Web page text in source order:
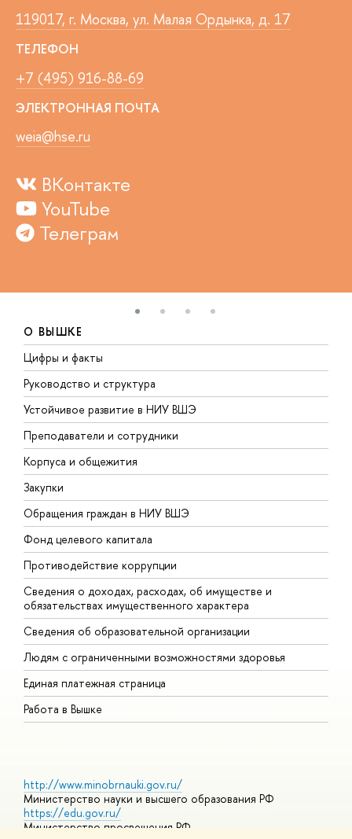
119017, г. Москва, ул. Малая Ордынка, д. 17
ТЕЛЕФОН
+7 (495) 916-88-69
ЭЛЕКТРОННАЯ ПОЧТА
weia@hse.ru
ВКонтакте
YouTube
Телеграм
О ВЫШКЕ
Цифры и факты
Руководство и структура
Устойчивое развитие в НИУ ВШЭ
Преподаватели и сотрудники
Корпуса и общежития
Закупки
Обращения граждан в НИУ ВШЭ
Фонд целевого капитала
Противодействие коррупции
Сведения о доходах, расходах, об имуществе и
обязательствах имущественного характера
Сведения об образовательной организации
Людям с ограниченными возможностями здоровья
Единая платежная страница
Работа в Вышке
http://www.minobrnauki.gov.ru/
Министерство науки и высшего образования РФ
https://edu.gov.ru/
Министерство просвещения РФ